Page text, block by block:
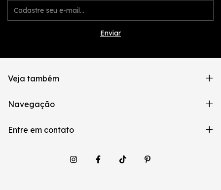
Veja também
Navegação
Entre em contato